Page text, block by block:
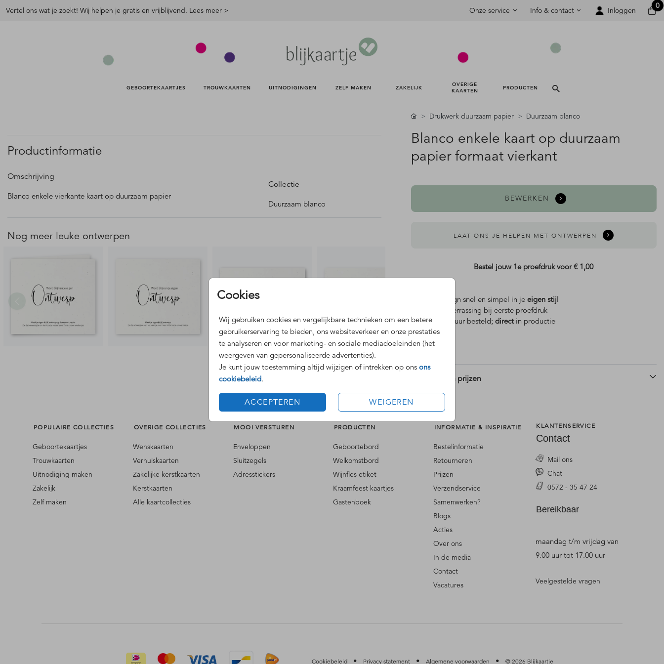
Vertel ons wat je zoekt! Wij helpen je gratis en vrijblijvend. Lees meer > Onze service Info & contact Inloggen
0
GEBOORTEKAARTJES TROUWKAARTEN UITNODIGINGEN ZELF MAKEN ZAKELIJK
OVERIGE
KAARTEN
PRODUCTEN
Cookies
Wij gebruiken cookies en vergelijkbare technieken om een betere
gebruikerservaring te bieden, ons websiteverkeer en onze prestaties
te analyseren en voor marketing- en sociale mediadoeleinden (het
weergeven van gepersonaliseerde advertenties).
Je kunt jouw toestemming altijd wijzigen of intrekken op ons ons
cookiebeleid.
ACCEPTEREN WEIGEREN
Productinformatie
Omschrijving
Blanco enkele vierkante kaart op duurzaam papier
Collectie
Duurzaam blanco
Nog meer leuke ontwerpen
Drukwerk duurzaam papier Duurzaam blanco
Blanco enkele kaart op duurzaam
papier formaat vierkant
BEWERKEN
LAAT ONS JE HELPEN MET ONTWERPEN
Bestel jouw 1e proefdruk voor€ 1,00
Dit design snel en simpel in je eigen stijl
verrassing bij eerste proefdruk
Voor 18 uur besteld; directin productie
Formaten en prijzen
POPULAIRE COLLECTIES
Geboortekaartjes
Trouwkaarten
Uitnodiging maken
Zakelijk
Zelf maken
OVERIGE COLLECTIES
Wenskaarten
Verhuiskaarten
Zakelijke kerstkaarten
Kerstkaarten
Alle kaartcollecties
MOOI VERSTUREN
Enveloppen
Sluitzegels
Adresstickers
PRODUCTEN
Geboortebord
Welkomstbord
Wijnfles etiket
Kraamfeest kaartjes
Gastenboek
INFORMATIE & INSPIRATIE
Bestelinformatie
Retourneren
Prijzen
Verzendservice
Samenwerken?
Blogs
Acties
Over ons
In de media
Contact
Vacatures
KLANTENSERVICE
Contact
Mail ons
Chat
0572 - 35 47 24
Bereikbaar
maandag t/m vrijdag van
9.00 uur tot 17.00 uur
Veelgestelde vragen
Cookiebeleid • Privacy statement • Algemene voorwaarden • © 2026 Blijkaartje